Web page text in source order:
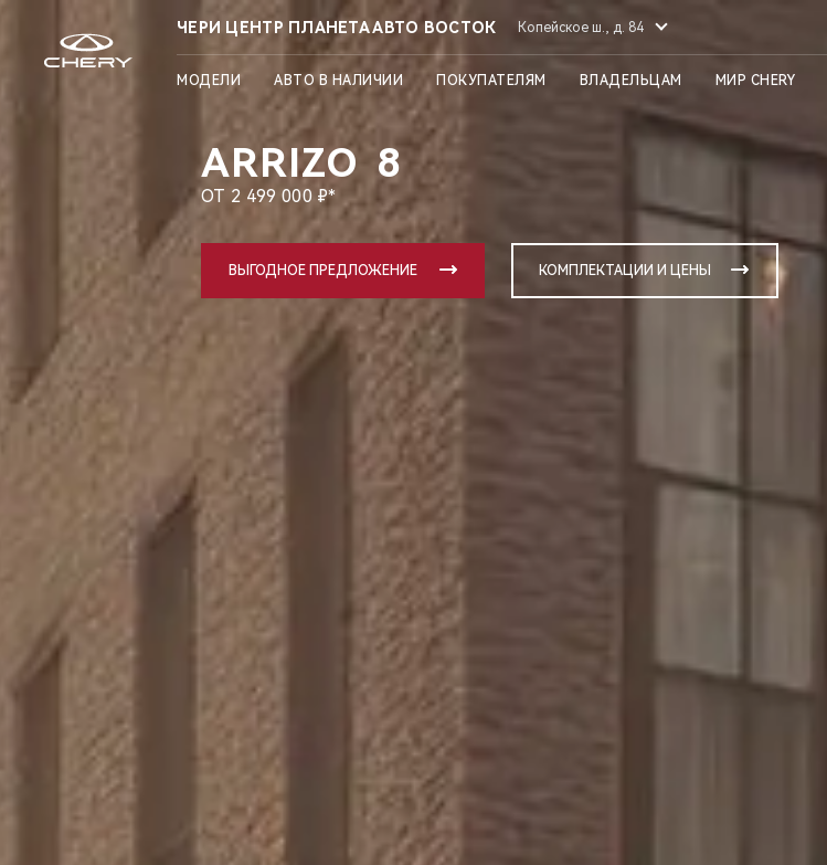
ЧЕРИ ЦЕНТР ПЛАНЕТА АВТО ВОСТОК Копейское ш., д. 84
МОДЕЛИ АВТО В НАЛИЧИИ ПОКУПАТЕЛЯМ ВЛАДЕЛЬЦАМ МИР CHERY
ARRIZO8
ОТ 2 499 000 ₽*
ВЫГОДНОЕ ПРЕДЛОЖЕНИЕ КОМПЛЕКТАЦИИ И ЦЕНЫ